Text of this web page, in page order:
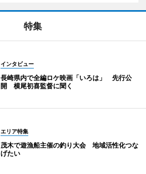
特集
インタビュー
長崎県内で全編ロケ映画「いろは」 先行公
開 横尾初喜監督に聞く
エリア特集
茂木で遊漁船主催の釣り大会 地域活性化つな
げたい